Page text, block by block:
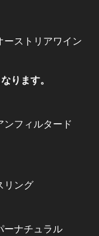
ストリアワイン
ります。
ンフィルタード
ング
ナチュラル